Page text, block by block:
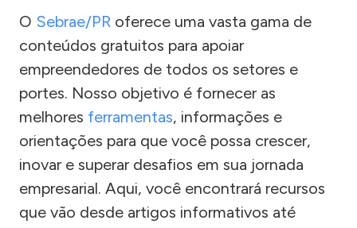
O Sebrae/PR oferece uma vasta gama de
conteúdos gratuitos para apoiar
empreendedores de todos os setores e
portes. Nosso objetivo é fornecer as
melhores ferramentas, informações e
orientações para que você possa crescer,
inovar e superar desafios em sua jornada
empresarial. Aqui, você encontrará recursos
que vão desde artigos informativos até